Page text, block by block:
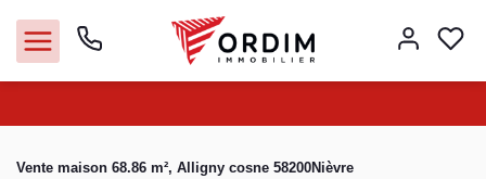
Vente maison 68.86 m², Alligny cosne 58200Nièvre